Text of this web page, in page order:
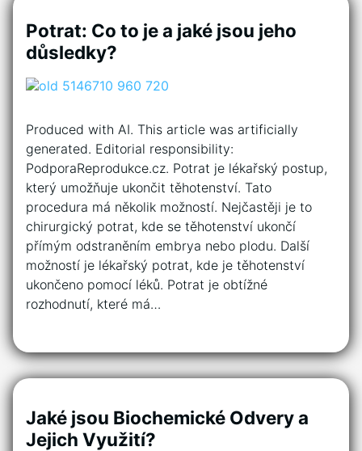
Potrat: Co to je a jaké jsou jeho
důsledky?
Produced with AI. This article was artificially
generated. Editorial responsibility:
PodporaReprodukce.cz. Potrat je lékařský postup,
který umožňuje ukončit těhotenství. Tato
procedura má několik možností. Nejčastěji je to
chirurgický potrat, kde se těhotenství ukončí
přímým odstraněním embrya nebo plodu. Další
možností je lékařský potrat, kde je těhotenství
ukončeno pomocí léků. Potrat je obtížné
rozhodnutí, které má…
Jaké jsou Biochemické Odvery a
Jejich Využití?